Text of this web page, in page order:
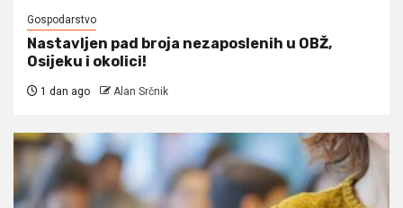
Gospodarstvo
Nastavljen pad broja nezaposlenih u OBŽ,
Osijeku i okolici!
1 dan ago Alan Srčnik